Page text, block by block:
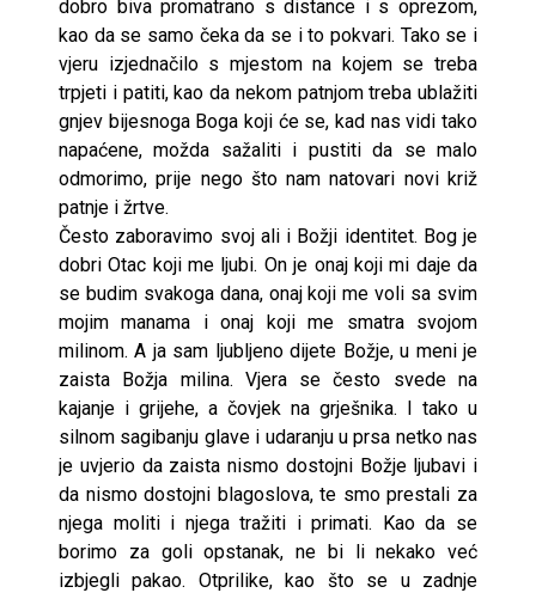
dobro biva promatrano s distance i s oprezom,
kao da se samo čeka da se i to pokvari. Tako se i
vjeru izjednačilo s mjestom na kojem se treba
trpjeti i patiti, kao da nekom patnjom treba ublažiti
gnjev bijesnoga Boga koji će se, kad nas vidi tako
napaćene, možda sažaliti i pustiti da se malo
odmorimo, prije nego što nam natovari novi križ
patnje i žrtve.
Često zaboravimo svoj ali i Božji identitet. Bog je
dobri Otac koji me ljubi. On je onaj koji mi daje da
se budim svakoga dana, onaj koji me voli sa svim
mojim manama i onaj koji me smatra svojom
milinom. A ja sam ljubljeno dijete Božje, u meni je
zaista Božja milina. Vjera se često svede na
kajanje i grijehe, a čovjek na grješnika. I tako u
silnom sagibanju glave i udaranju u prsa netko nas
je uvjerio da zaista nismo dostojni Božje ljubavi i
da nismo dostojni blagoslova, te smo prestali za
njega moliti i njega tražiti i primati. Kao da se
borimo za goli opstanak, ne bi li nekako već
izbjegli pakao. Otprilike, kao što se u zadnje